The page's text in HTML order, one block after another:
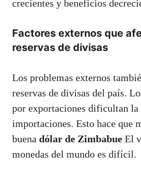
crecientes y beneficios
Factores externos que
reservas de divisas
Los problemas externos
reservas de divisas del país.
por exportaciones dificultan la
importaciones. Esto hace que
buena dólar de Zimbabue El
monedas del mundo es difícil.